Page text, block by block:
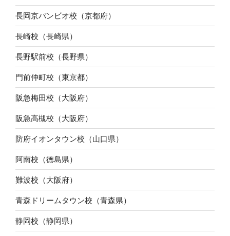
長岡京バンビオ校（京都府）
長崎校（長崎県）
長野駅前校（長野県）
門前仲町校（東京都）
阪急梅田校（大阪府）
阪急高槻校（大阪府）
防府イオンタウン校（山口県）
阿南校（徳島県）
難波校（大阪府）
青森ドリームタウン校（青森県）
静岡校（静岡県）